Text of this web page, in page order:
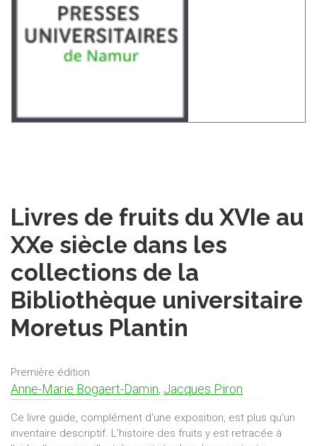
Livres de fruits du XVIe au
XXe siècle dans les
collections de la
Bibliothèque universitaire
Moretus Plantin
Première édition
Anne-Marie Bogaert-Damin, Jacques Piron
Ce livre guide, complément d'une exposition, est plus qu'un
inventaire descriptif. L'histoire des fruits y est retracée à